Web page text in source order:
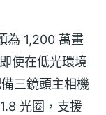
為 1,200 萬畫
使在低光環境
三鏡頭主相機
光圈，支援